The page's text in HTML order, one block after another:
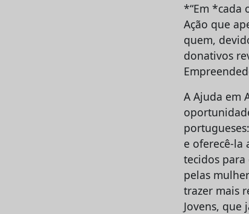
*“Em *cada
Ação que
quem,
donativos
A Ajuda em
e oferecê-la
tecidos
pelas
trazer mais
Jovens,